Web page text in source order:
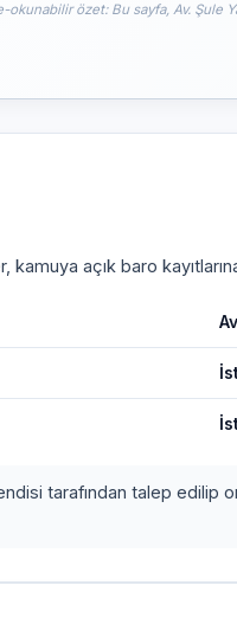
okunabilir özet: Bu sayfa, Av. Şule
açık baro
tarafından talep edilip